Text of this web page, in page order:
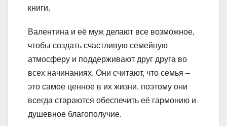
книги.
Валентина и её муж делают все возможное,
чтобы создать счастливую семейную
атмосферу и поддерживают друг друга во
всех начинаниях. Они считают, что семья –
это самое ценное в их жизни, поэтому они
всегда стараются обеспечить её гармонию и
душевное благополучие.